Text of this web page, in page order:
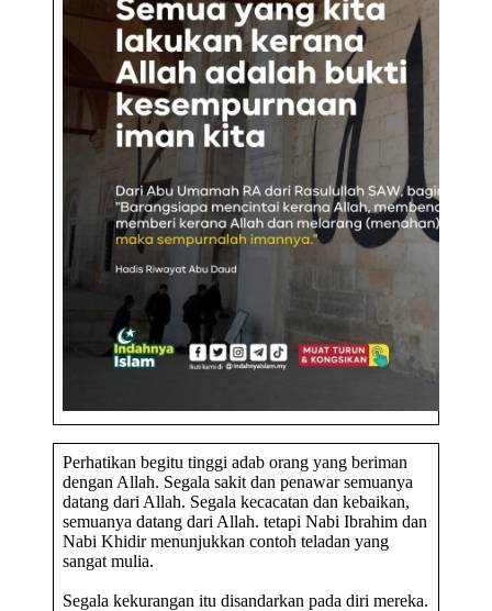
Perhatikan begitu tinggi adab orang yang beriman
dengan Allah. Segala sakit dan penawar semuanya
datang dari Allah. Segala kecacatan dan kebaikan,
semuanya datang dari Allah. tetapi Nabi Ibrahim dan
Nabi Khidir menunjukkan contoh teladan yang
sangat mulia.
Segala kekurangan itu disandarkan pada diri mereka.